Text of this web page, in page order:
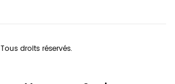
droits réservés.